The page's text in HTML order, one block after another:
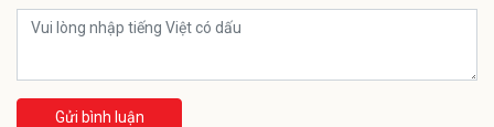
Gửi bình luận